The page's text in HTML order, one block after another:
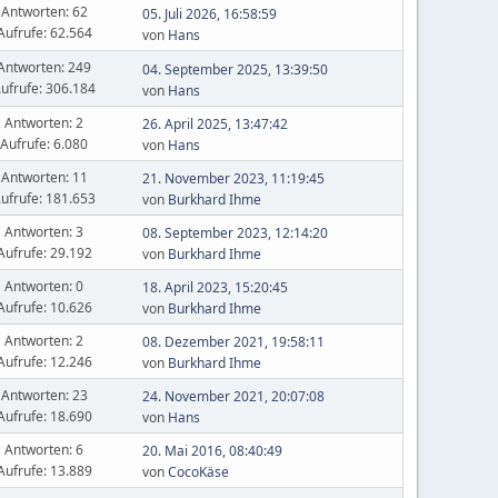
Antworten: 62
62.564
05. Juli 2026, 16:58:59
von Hans
249
306.184
04. September 2025, 13:39:50
von Hans
Antworten: 2
Aufrufe: 6.080
26. April 2025, 13:47:42
von Hans
Antworten: 11
181.653
21. November 2023, 11:19:45
von Burkhard Ihme
Antworten: 3
29.192
08. September 2023, 12:14:20
von Burkhard Ihme
Antworten: 0
10.626
18. April 2023, 15:20:45
von Burkhard Ihme
Antworten: 2
12.246
08. Dezember 2021, 19:58:11
von Burkhard Ihme
Antworten: 23
18.690
24. November 2021, 20:07:08
von Hans
Antworten: 6
13.889
20. Mai 2016, 08:40:49
vonCocoKäse